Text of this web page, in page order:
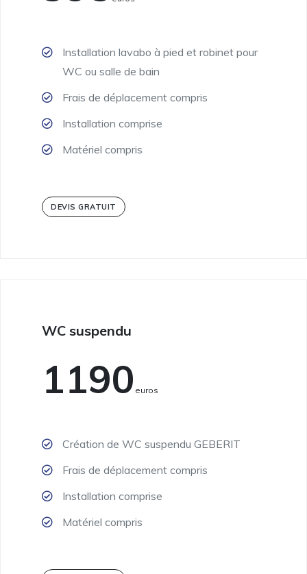
Installation lavabo à pied et robinet pour
WC ou salle de bain
Frais de déplacement compris
Installation comprise
Matériel compris
DEVIS GRATUIT
WC suspendu
1190 Euros
Création de WC suspendu GEBERIT
Frais de déplacement compris
Installation comprise
Matériel compris